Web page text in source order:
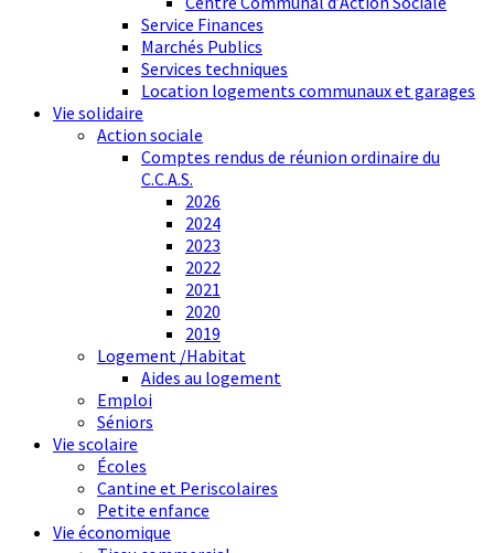
Service Finances
Marchés Publics
Services techniques
Location logements communaux et garages
Vie solidaire
Action sociale
Comptes rendus de réunion ordinaire du
C.C.A.S.
2026
2024
2023
2022
2021
2020
2019
Logement /Habitat
Aides au logement
Emploi
Séniors
Vie scolaire
Écoles
Cantine et Periscolaires
Petite enfance
Vie économique